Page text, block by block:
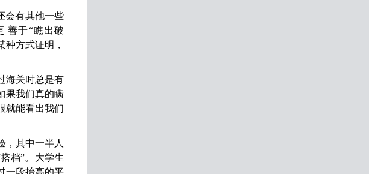
会有其他一些
善于“瞧出破
方式证明，
海关时总是有
果我们真的瞒
就能看出我们
其中一半人
档”。大学生
一段抬高的平